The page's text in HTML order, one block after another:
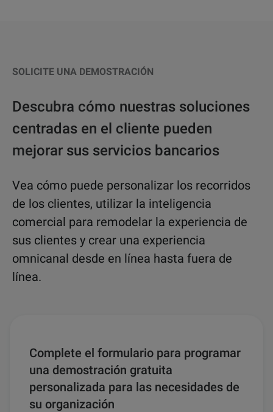
SOLICITE UNA DEMOSTRACIÓN
Descubra cómo nuestras soluciones
centradas en el cliente pueden
mejorar sus servicios bancarios
Vea cómo puede personalizar los recorridos
de los clientes, utilizar la inteligencia
comercial para remodelar la experiencia de
sus clientes y crear una experiencia
omnicanal desde en línea hasta fuera de
línea.
Complete el formulario para programar
una demostración gratuita
personalizada para las necesidades de
su organización